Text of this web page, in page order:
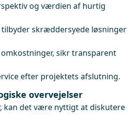
og værdien af hurtig
skræddersyede løsninger
sikr transparent
efter projektets afslutning.
overvejelser
kan det være nyttigt at diskutere